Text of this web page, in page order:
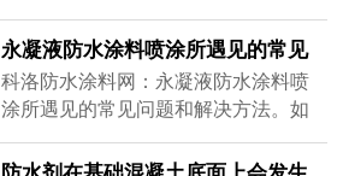
洛永凝液属于一种新型环保类的防水
材料，和传统的防水材料不同，不仅
不需要较长的凝固时间，而且也没有
刺激性的气味散发出来，因此不会对
环境造成影响，对人体健康也没有威
永凝液防水涂料喷涂所遇见的常见
问题和解决方法
科洛防水涂料网：永凝液防水涂料喷
涂所遇见的常见问题和解决方法。如
果在对基面进行喷涂后发现出现有颗
粒性的高低不平现象，说明是由于基